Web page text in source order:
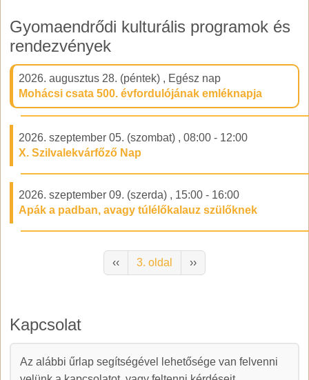
Gyomaendrődi kulturális programok és
rendezvények
2026. augusztus 28. (péntek) , Egész nap
Mohácsi csata 500. évfordulójának emléknapja
2026. szeptember 05. (szombat) , 08:00 - 12:00
X. Szilvalekvárfőző Nap
2026. szeptember 09. (szerda) , 15:00 - 16:00
Apák a padban, avagy túlélőkalauz szülőknek
Előző oldal
‹‹ 3. oldal Következő oldal
››
Kapcsolat
Az alábbi űrlap segítségével lehetősége van felvenni